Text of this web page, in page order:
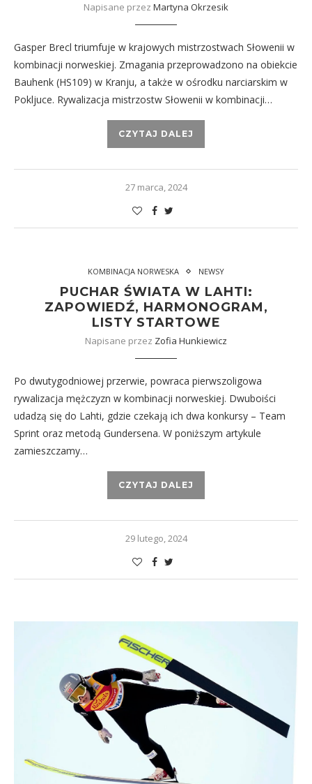
Napisane przez Martyna Okrzesik
Gasper Brecl triumfuje w krajowych mistrzostwach Słowenii w
kombinacji norweskiej. Zmagania przeprowadzono na obiekcie
Bauhenk (HS109) w Kranju, a także w ośrodku narciarskim w
Pokljuce. Rywalizacja mistrzostw Słowenii w kombinacji…
CZYTAJ DALEJ
27 marca, 2024
KOMBINACJA NORWESKA NEWSY
PUCHAR ŚWIATA W LAHTI:
ZAPOWIEDŹ, HARMONOGRAM,
LISTY STARTOWE
Napisane przez Zofia Hunkiewicz
Po dwutygodniowej przerwie, powraca pierwszoligowa
rywalizacja mężczyzn w kombinacji norweskiej. Dwuboiści
udadzą się do Lahti, gdzie czekają ich dwa konkursy – Team
Sprint oraz metodą Gundersena. W poniższym artykule
zamieszczamy…
CZYTAJ DALEJ
29 lutego, 2024